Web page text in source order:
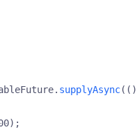
. supplyAsync(()
);